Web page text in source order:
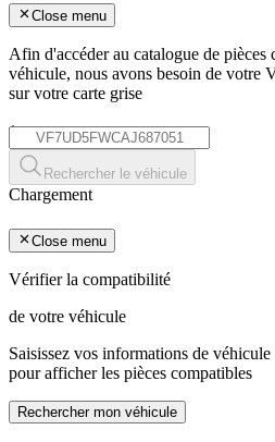
Close menu
Afin d'accéder au catalogue de pièces
véhicule, nous avons besoin de votre
sur votre carte grise
*
Rechercher le véhicule
Chargement
Close menu
Vérifier la compatibilité
de votre véhicule
Saisissez vos informations de véhicule
pour afficher les pièces compatibles
Rechercher mon véhicule